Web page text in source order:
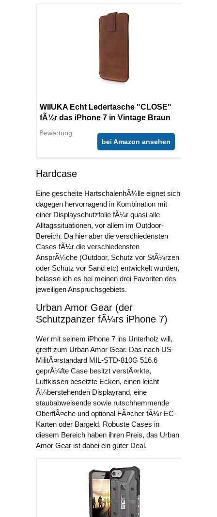
WIIUKA Echt Ledertasche "CLOSE"
fÃ¼r das iPhone 7 in Vintage Braun
Bewertung
bei Amazon ansehen
Hardcase
Eine gescheite HartschalenhÃ¼lle eignet sich
dagegen hervorragend in Kombination mit
einer Displayschutzfolie fÃ¼r quasi alle
Alltagssituationen, vor allem im Outdoor-
Bereich. Da hier aber die verschiedensten
Cases fÃ¼r die verschiedensten
AnsprÃ¼che (Outdoor, Schutz vor StÃ¼rzen
oder Schutz vor Sand etc) entwickelt wurden,
belasse ich es bei meinen drei Favoriten des
jeweiligen Anspruchsgebiets.
Urban Amor Gear (der
Schutzpanzer fÃ¼rs iPhone 7)
Wer mit seinem iPhone 7 ins Unterholz will,
greift zum Urban Amor Gear. Das nach US-
MilitÃ¤rstandard MIL-STD-810G 516.6
geprÃ¼fte Case besitzt verstÃ¤rkte,
Luftkissen besetzte Ecken, einen leicht
Ã¼berstehenden Displayrand, eine
staubabweisende sowie rutschhemmende
OberflÃ¤che und optional FÃ¤cher fÃ¼r EC-
Karten oder Bargeld. Robuste Cases in
diesem Bereich haben ihren Preis, das Urban
Amor Gear ist dabei ein guter Deal.